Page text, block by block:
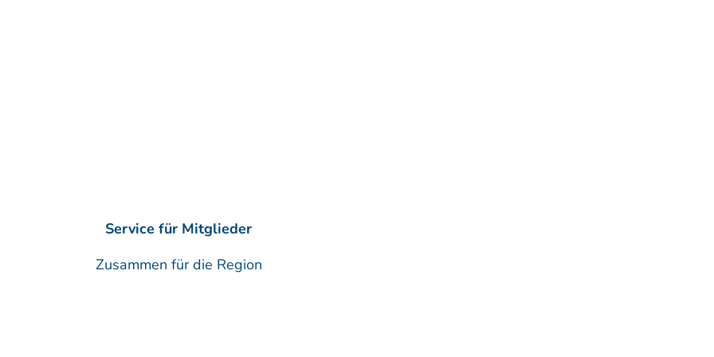
Service für Mitglieder
Zusammen für die Region